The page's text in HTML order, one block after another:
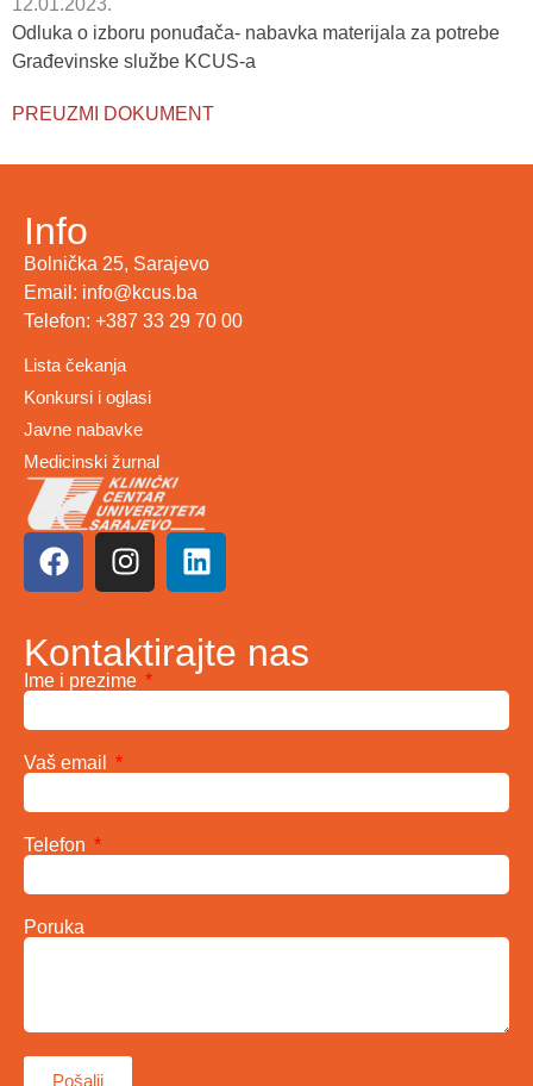
Odluka o izboru ponuđača- nabavka materijala za potrebe
Građevinske službe KCUS-a
PREUZMI DOKUMENT
Info
Bolnička 25, Sarajevo
Email: info@kcus.ba
Telefon: +387 33 29 70 00
Lista čekanja
Konkursi i oglasi
Javne nabavke
Medicinski žurnal
Kontaktirajte nas
Ime i prezime
Vaš email
Telefon
Poruka
Pošalji